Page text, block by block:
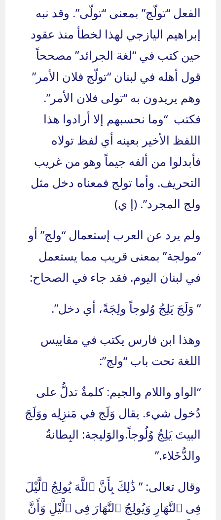
الفعل “تولّج” بمعنى “تولّى”. وقد نبه
إبراهيم اليازجي لهذا لخطأ منذ عقود
حين كتب في “لغة الجرائد” مصححاً
قول أهله في لبنان “تولّج فلان الأمر”
وهم يريدون به “تولى فلان الأمر”.
فكتب “وما نحسبهم إلا أرادوا هذا
اللفظ الأخير بعينه أي لفظ تولاه
فأبدلوا من ألفه جيماً وهو من غريب
التحريف. وأما تولج فمعناه دخل مثل
ولج المجرد”. (إ ي)
ولم يرد عن العرب إستعمال “ولج” أو
“مولجة” بمعنى قريب مما يستعمل
في لبنان اليوم. فقد جاء في الصحاح:
” وَلَجَ يَلِجُ وُلوجاً ولِجَةً، أي دخل”.
وهذا ابن فارس يكتب في مقاييس
اللغة تحت باب “ولج”:
“الواو واللام والجيم: كلمةٌ تدلُّ على
دُخول شيء. يقال وَلَج في مَنزِلِه ووَلَجَ
البيتَ يَلِجُ وُلُوجاً.والوَليجة: البِطانةُ
والدُّخَلاء.”
وقال تعالى: ” ذَ‌ٰلِكَ بِأَنَّ ٱللَّهَ يُولِجُ ٱلَّيْلَ
فِى ٱلنَّهَارِ وَيُولِجُ ٱلنَّهَارَ فِى ٱلَّيْلِ وَأَنَّ